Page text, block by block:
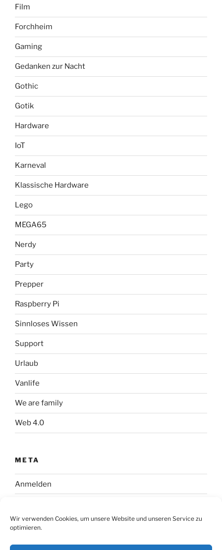
Wir verwenden Cookies, um unsere Website und unseren Service zu
optimieren.
Film
Forchheim
Gaming
Gedanken zur Nacht
Gothic
Gotik
Hardware
IoT
Karneval
Klassische Hardware
Lego
MEGA65
Nerdy
Party
Prepper
Raspberry Pi
Sinnloses Wissen
Support
Urlaub
Vanlife
We are family
Web 4.0
META
Anmelden
Kommentar-Feed
WordPress.org